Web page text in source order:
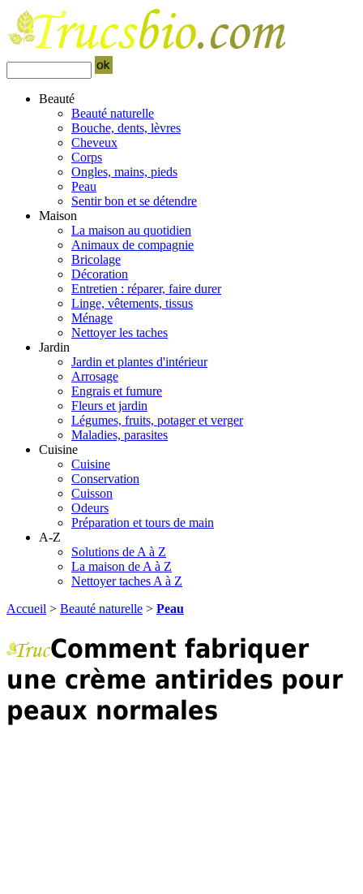
Beauté
Beauté naturelle
Bouche, dents, lèvres
Cheveux
Corps
Ongles, mains, pieds
Peau
Sentir bon et se détendre
Maison
La maison au quotidien
Animaux de compagnie
Bricolage
Décoration
Entretien : réparer, faire durer
Linge, vêtements, tissus
Ménage
Nettoyer les taches
Jardin
Jardin et plantes d'intérieur
Arrosage
Engrais et fumure
Fleurs et jardin
Légumes, fruits, potager et verger
Maladies, parasites
Cuisine
Cuisine
Conservation
Cuisson
Odeurs
Préparation et tours de main
A-Z
Solutions de A à Z
La maison de A à Z
Nettoyer taches A à Z
Accueil > Beauté naturelle > Peau
Comment fabriquer
une crème antirides pour
peaux normales